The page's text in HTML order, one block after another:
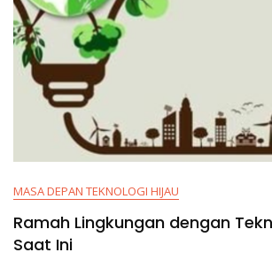
MASA DEPAN TEKNOLOGI HIJAU
Ramah Lingkungan dengan
Saat Ini